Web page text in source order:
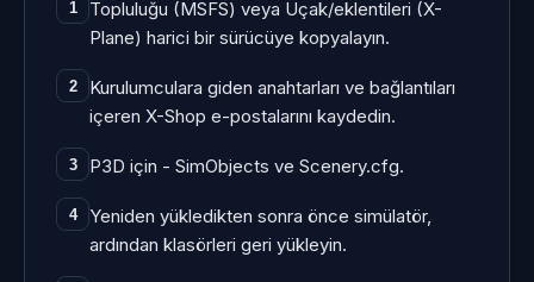
1
Topluluğu (MSFS) veya Uçak/eklentileri (X-
Plane) harici bir sürücüye kopyalayın.
2
Kurulumculara giden anahtarları ve bağlantıları
içeren X-Shop e-postalarını kaydedin.
3 P3D için - SimObjects ve Scenery.cfg.
4
Yeniden yükledikten sonra önce simülatör,
ardından klasörleri geri yükleyin.